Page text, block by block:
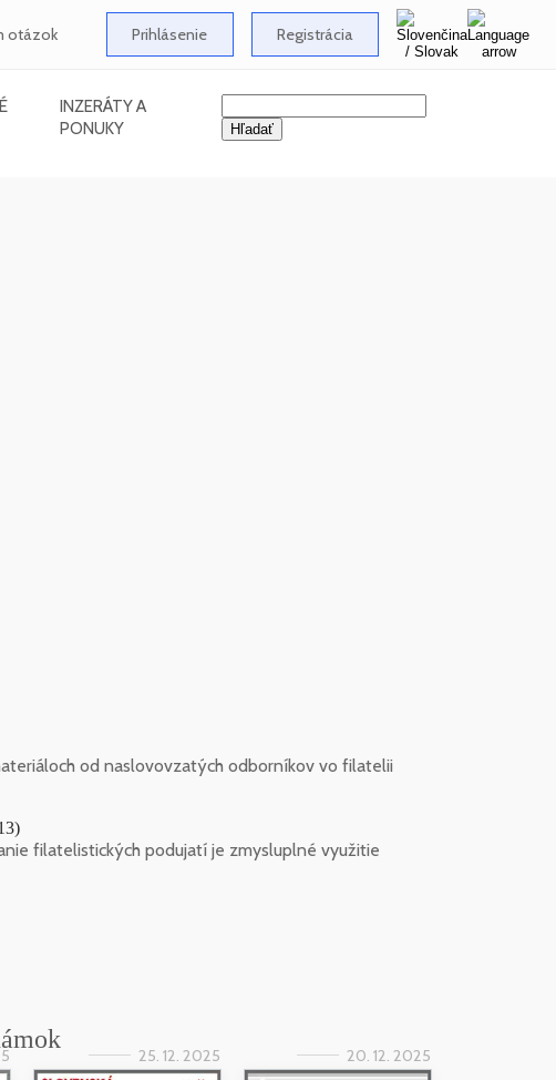
otázok Prihlásenie Registrácia
INZERÁTY A
PONUKY
od naslovovzatých odborníkov vo filatelii
filatelistických podujatí je zmysluplné využitie
25. 12. 2025 20. 12. 2025